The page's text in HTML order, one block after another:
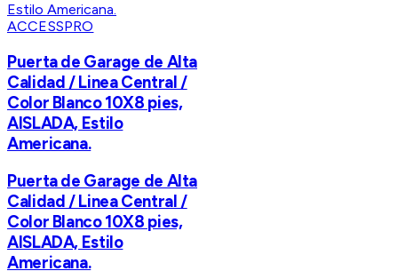
ACCESSPRO
Puerta de Garage de Alta
Calidad / Linea Central /
Color Blanco 10X8 pies,
AISLADA, Estilo
Americana.
Puerta de Garage de Alta
Calidad / Linea Central /
Color Blanco 10X8 pies,
AISLADA, Estilo
Americana.